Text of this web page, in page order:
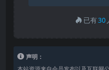
已有30
声明：